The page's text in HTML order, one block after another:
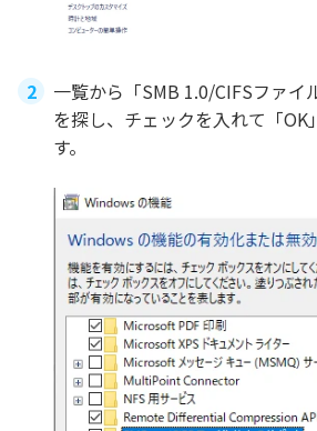
一覧から「SMB 1.0/CIFSファイ
を探し、チェックを入れて「OK
す。